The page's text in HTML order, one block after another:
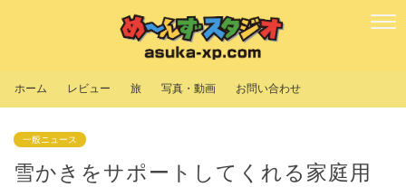
ホーム レビュー 旅 写真・動画 お問い合わせ
一般ニュース
雪かきをサポートしてくれる家庭用